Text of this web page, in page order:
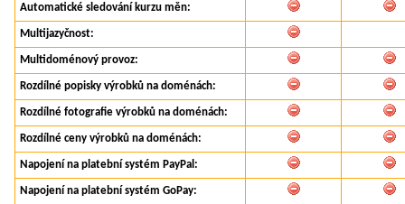
Automatické sledování kurzu měn:
Multijazyčnost:
Multidoménový provoz:
Rozdílné popisky výrobků na doménách:
Rozdílné fotografie výrobků na doménách:
Rozdílné ceny výrobků na doménách:
Napojení na platební systém PayPal:
Napojení na platební systém GoPay: